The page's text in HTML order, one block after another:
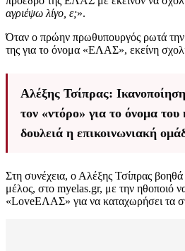
αγριέψω λίγο, ε;».
Όταν ο πρώην πρωθυπουργός ρωτά
της για το όνομα «ΕΛΑΣ», εκείνη
Αλέξης Τσίπρας:
τον «ντόρο» για το όνομα
δουλειά η επικοινωνιακή
Στη συνέχεια, ο Αλέξης Τσίπρας
μέλος, στο myelas.gr, με την ηθοποιό
«LoveΕΛΑΣ» για να καταχωρήσει τα